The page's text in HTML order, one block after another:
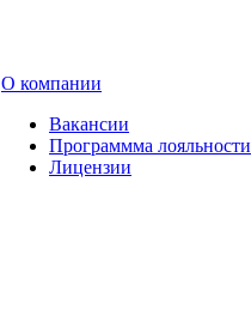
О компании
Вакансии
Программма лояльности
Лицензии